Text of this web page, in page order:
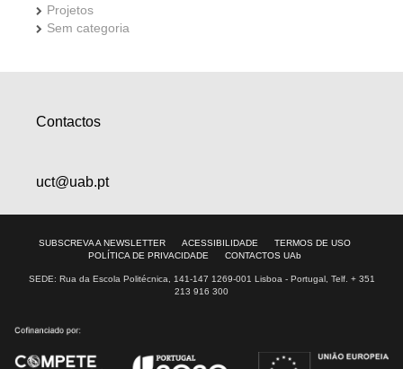
Projetos
Sem categoria
Contactos
uct@uab.pt
SUBSCREVA A NEWSLETTER ACESSIBILIDADE
TERMOS DE USO
POLÍTICA DE PRIVACIDADE
CONTACTOS UAb
SEDE: Rua da Escola Politécnica, 141-147 1269-001 Lisboa - Portugal, Telf. + 351
213 916 300